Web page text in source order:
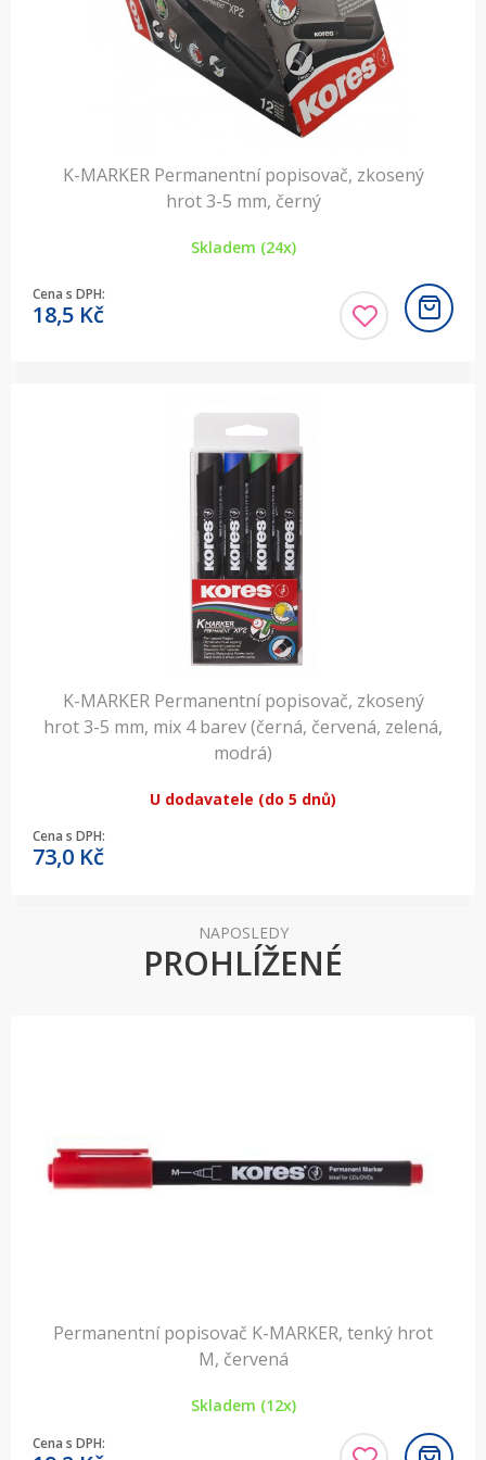
K-MARKER Permanentní popisovač, zkosený
hrot 3-5 mm, černý
Skladem (24x)
Cena s DPH:
18,5 Kč
K-MARKER Permanentní popisovač, zkosený
hrot 3-5 mm, mix 4 barev (černá, červená, zelená,
modrá)
U dodavatele (do 5 dnů)
Cena s DPH:
73,0 Kč
NAPOSLEDY
PROHLÍŽENÉ
Permanentní popisovač K-MARKER, tenký hrot
M, červená
Skladem (12x)
Cena s DPH: